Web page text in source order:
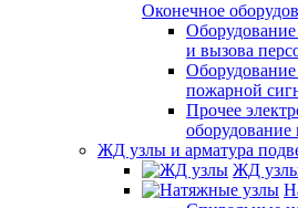
Оконечное
Оборудование
и вызова
Оборудование
пожарной
Прочее
ЖД узлы и арматура
ЖД